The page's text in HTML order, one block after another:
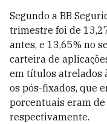
Segundo a BB
trimestre foi de
antes, e 13,65% no
carteira de
em títulos atrelados
os pós-fixados, que
porcentuais eram de
respectivamente.